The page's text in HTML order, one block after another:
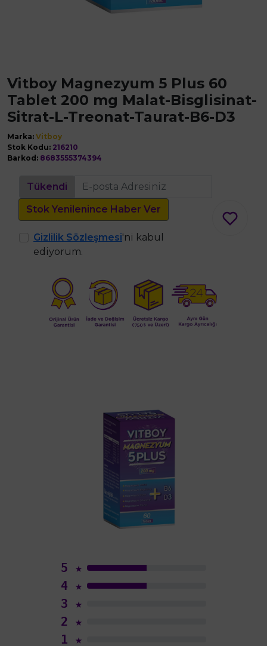
Vitboy Magnezyum 5 Plus 60
Tablet 200 mg Malat-Bisglisinat-
Sitrat-L-Treonat-Taurat-B6-D3
Marka: Vitboy
Stok Kodu: 216210
Barkod: 8683555374394
Tükendi
Stok Yenilenince Haber Ver
Gizlilik Sözleşmesi'ni kabul
ediyorum.
5 ★
4 ★
3 ★
2 ★
1 ★